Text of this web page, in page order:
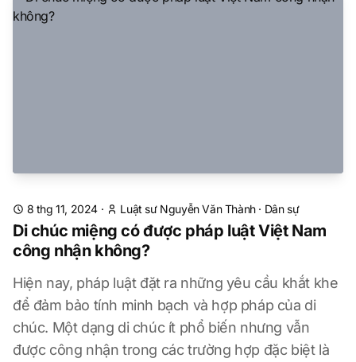
8 thg 11, 2024 · Luật sư Nguyễn Văn Thành· Dân sự
Di chúc miệng có được pháp luật Việt Nam
công nhận không?
Hiện nay, pháp luật đặt ra những yêu cầu khắt khe
để đảm bảo tính minh bạch và hợp pháp của di
chúc. Một dạng di chúc ít phổ biến nhưng vẫn
được công nhận trong các trường hợp đặc biệt là